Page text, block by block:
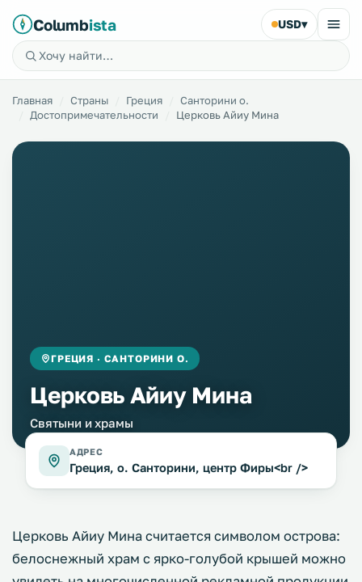
Columbista USD▾
Главная Страны Греция
Санторини о.
Достопримечательности
Церковь Айиу Мина
ГРЕЦИЯ · САНТОРИНИ О.
Церковь Айиу Мина
Святыни и храмы
АДРЕС
Греция, о. Санторини, центр Фиры<br />
Церковь Айиу Мина считается символом острова:
белоснежный храм с ярко-голубой крышей можно